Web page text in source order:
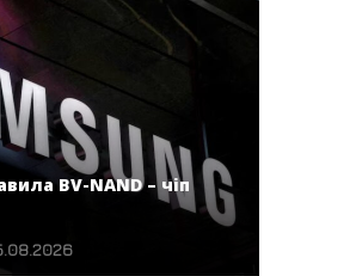
BV-NAND – чіп